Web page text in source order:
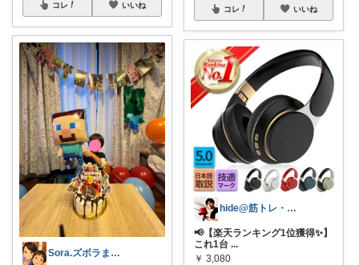
コレ いいね
Sora.ズボラままのお勧め品☁️🩵
コレ いいね
hide@筋トレ・健康・ダイエット
📢【楽天ランキング1位獲得✨】
これ1台 ...
￥ 3,080